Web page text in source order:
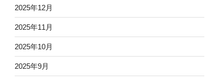
2025年12月
2025年11月
2025年10月
2025年9月